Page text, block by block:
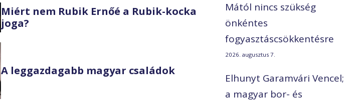
Miért nem Rubik Ernőé a Rubik-kocka
joga?
A leggazdagabb magyar családok
Mától nincs szükség
önkéntes
fogyasztáscsökkentésre
2026. augusztus 7.
Elhunyt Garamvári Vencel;
a magyar bor- és